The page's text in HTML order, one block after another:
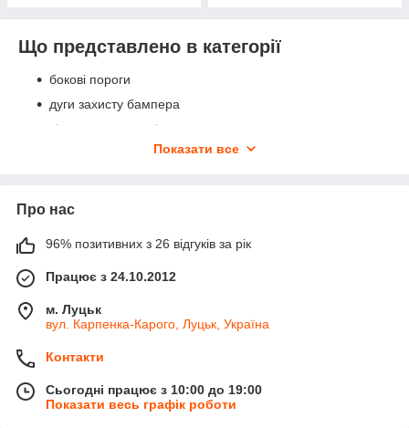
Що представлено в категорії
бокові пороги
дуги захисту бампера
вітровики на двері
накладки на ручки дверей
Переваги категорії
підбір деталей за конкретною моделлю та роком
випуску
практичні захисні та декоративні аксесуари для
після замовлення
деталі сумісні з оригінальними кріпленнями кузова
Показати все
Про нас
96% позитивних з 26 відгуків за рік
Працює з 24.10.2012
м. Луцьк
вул. Карпенка-Карого, Луцьк, Україна
Контакти
Сьогодні працює з 10:00 до 19:00
Показати весь графік роботи